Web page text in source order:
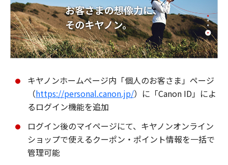
キヤノンホームページ内「個人のお客さま」ページ
（https://personal.canon.jp/）に「Canon ID」によ
るログイン機能を追加
ログイン後のマイページにて、キヤノンオンライン
ショップで使えるクーポン・ポイント情報を一括で
管理可能